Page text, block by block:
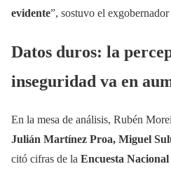
evidente”, sostuvo el
Datos duros: la
inseguridad va en
En la mesa de análisis, Rubén
Julián Martínez Proa, Miguel
citó cifras de la Encuesta